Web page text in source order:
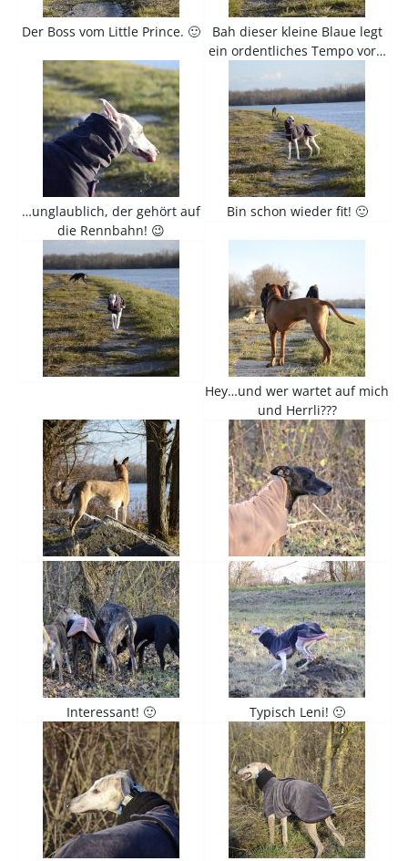
Der Boss vom Little Prince. 🙂
Bah dieser kleine Blaue legt
ein ordentliches Tempo vor…
…unglaublich, der gehört auf
die Rennbahn! 😉
Bin schon wieder fit! 🙂
Hey…und wer wartet auf mich
und Herrli???
Interessant! 🙂 Typisch Leni! 🙂